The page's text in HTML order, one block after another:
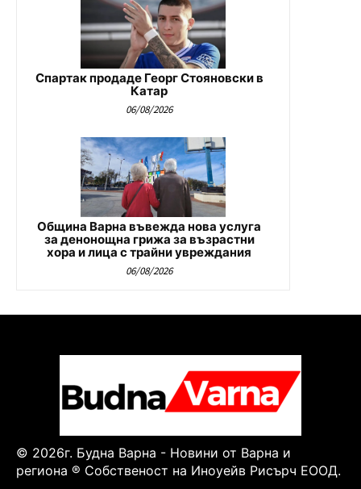
Спартак продаде Георг Стояновски в
Катар
06/08/2026
Община Варна въвежда нова услуга
за денонощна грижа за възрастни
хора и лица с трайни увреждания
06/08/2026
© 2026г. Будна Варна - Новини от Варна и
региона ® Собственост на Иноуейв Рисърч ЕООД.